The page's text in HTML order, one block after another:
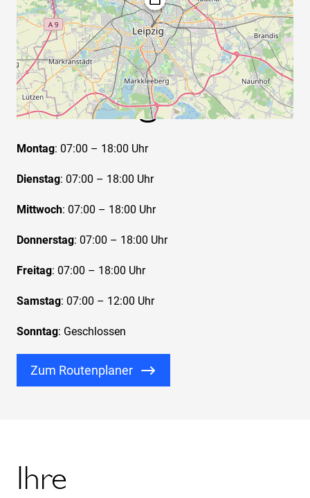
Öffnungs­zeiten
Montag: 07:00 – 18:00 Uhr
Dienstag: 07:00 – 18:00 Uhr
Mittwoch: 07:00 – 18:00 Uhr
Donnerstag: 07:00 – 18:00 Uhr
Freitag: 07:00 – 18:00 Uhr
Samstag: 07:00 – 12:00 Uhr
Sonntag: Geschlossen
Zum Routenplaner
Ihre